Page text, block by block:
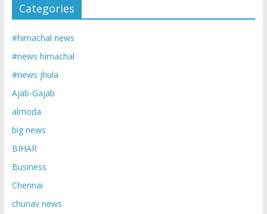
Categories
#himachal news
#news himachal
#news jhula
Ajab-Gajab
almoda.
big news
BIHAR
Business
Chennai
chunav news